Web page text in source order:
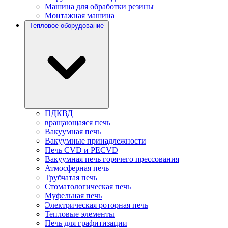
Машина для обработки резины
Монтажная машина
Тепловое оборудование
ПДКВД
вращающаяся печь
Вакуумная печь
Вакуумные принадлежности
Печь CVD и PECVD
Вакуумная печь горячего прессования
Атмосферная печь
Трубчатая печь
Стоматологическая печь
Муфельная печь
Электрическая роторная печь
Тепловые элементы
Печь для графитизации